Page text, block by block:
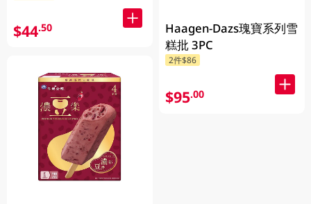
$44.50
Haagen-Dazs瑰寶系列雪
糕批 3PC
2件$86
$95.00